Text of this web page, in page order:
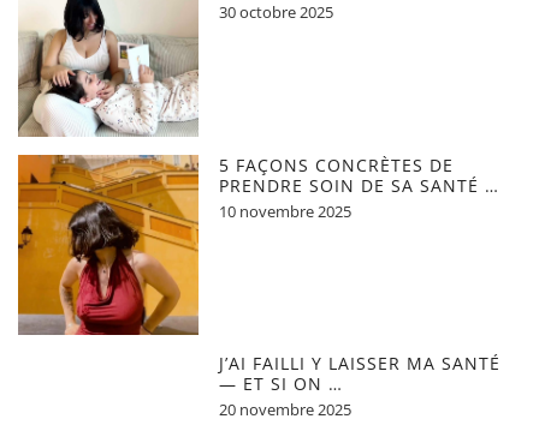
30 octobre 2025
5 FAÇONS CONCRÈTES DE
PRENDRE SOIN DE SA SANTÉ …
10 novembre 2025
J’AI FAILLI Y LAISSER MA SANTÉ
— ET SI ON …
20 novembre 2025